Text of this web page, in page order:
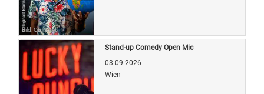
Bild: OETicket
Stand-up Comedy Open Mic
03.09.2026
Wien